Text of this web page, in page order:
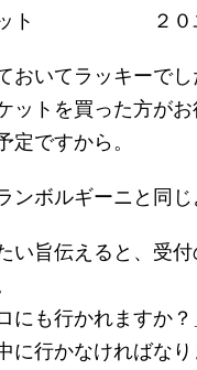
ケット ２０
おいてラッキーで
ットを買った方が
定ですから。
ンボルギーニと同じ
い旨伝えると、受
にも行かれますか？
に行かなければなり